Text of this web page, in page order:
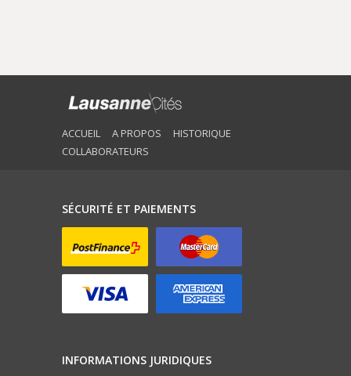
ACCUEIL A PROPOS
HISTORIQUE
COLLABORATEURS
SÉCURITÉ ET PAIEMENTS
INFORMATIONS JURIDIQUES